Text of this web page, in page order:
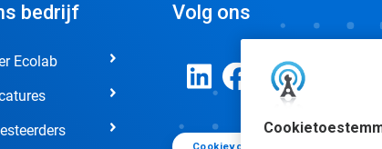
bedrijf
Ecolab
Volg ons